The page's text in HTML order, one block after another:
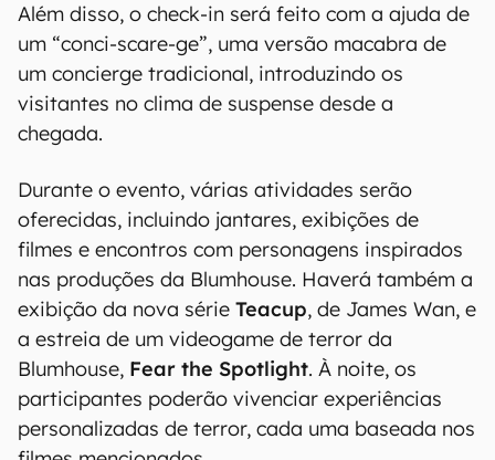
Além disso, o check-in será feito com a ajuda de
um “conci-scare-ge”, uma versão macabra de
um concierge tradicional, introduzindo os
visitantes no clima de suspense desde a
chegada.
Durante o evento, várias atividades serão
oferecidas, incluindo jantares, exibições de
filmes e encontros com personagens inspirados
nas produções da Blumhouse. Haverá também a
exibição da nova série Teacup, de James Wan, e
a estreia de um videogame de terror da
Blumhouse, Fear the Spotlight. À noite, os
participantes poderão vivenciar experiências
personalizadas de terror, cada uma baseada nos